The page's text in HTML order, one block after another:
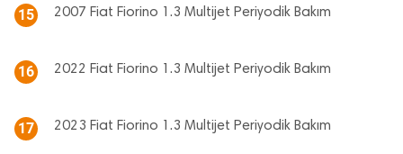
15 2007 Fiat Fiorino 1.3 Multijet Periyodik Bakım
16 2022 Fiat Fiorino 1.3 Multijet Periyodik Bakım
17 2023 Fiat Fiorino 1.3 Multijet Periyodik Bakım